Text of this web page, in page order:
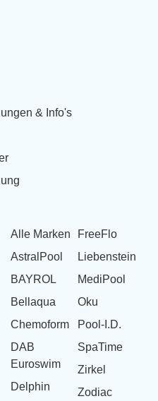
& Info's
Alle Marken
AstralPool
BAYROL
Bellaqua
Chemoform
DAB
Euroswim
Delphin
FreeFlo
Liebenstein
MediPool
Oku
Pool-I.D.
SpaTime
Zirkel
Zodiac